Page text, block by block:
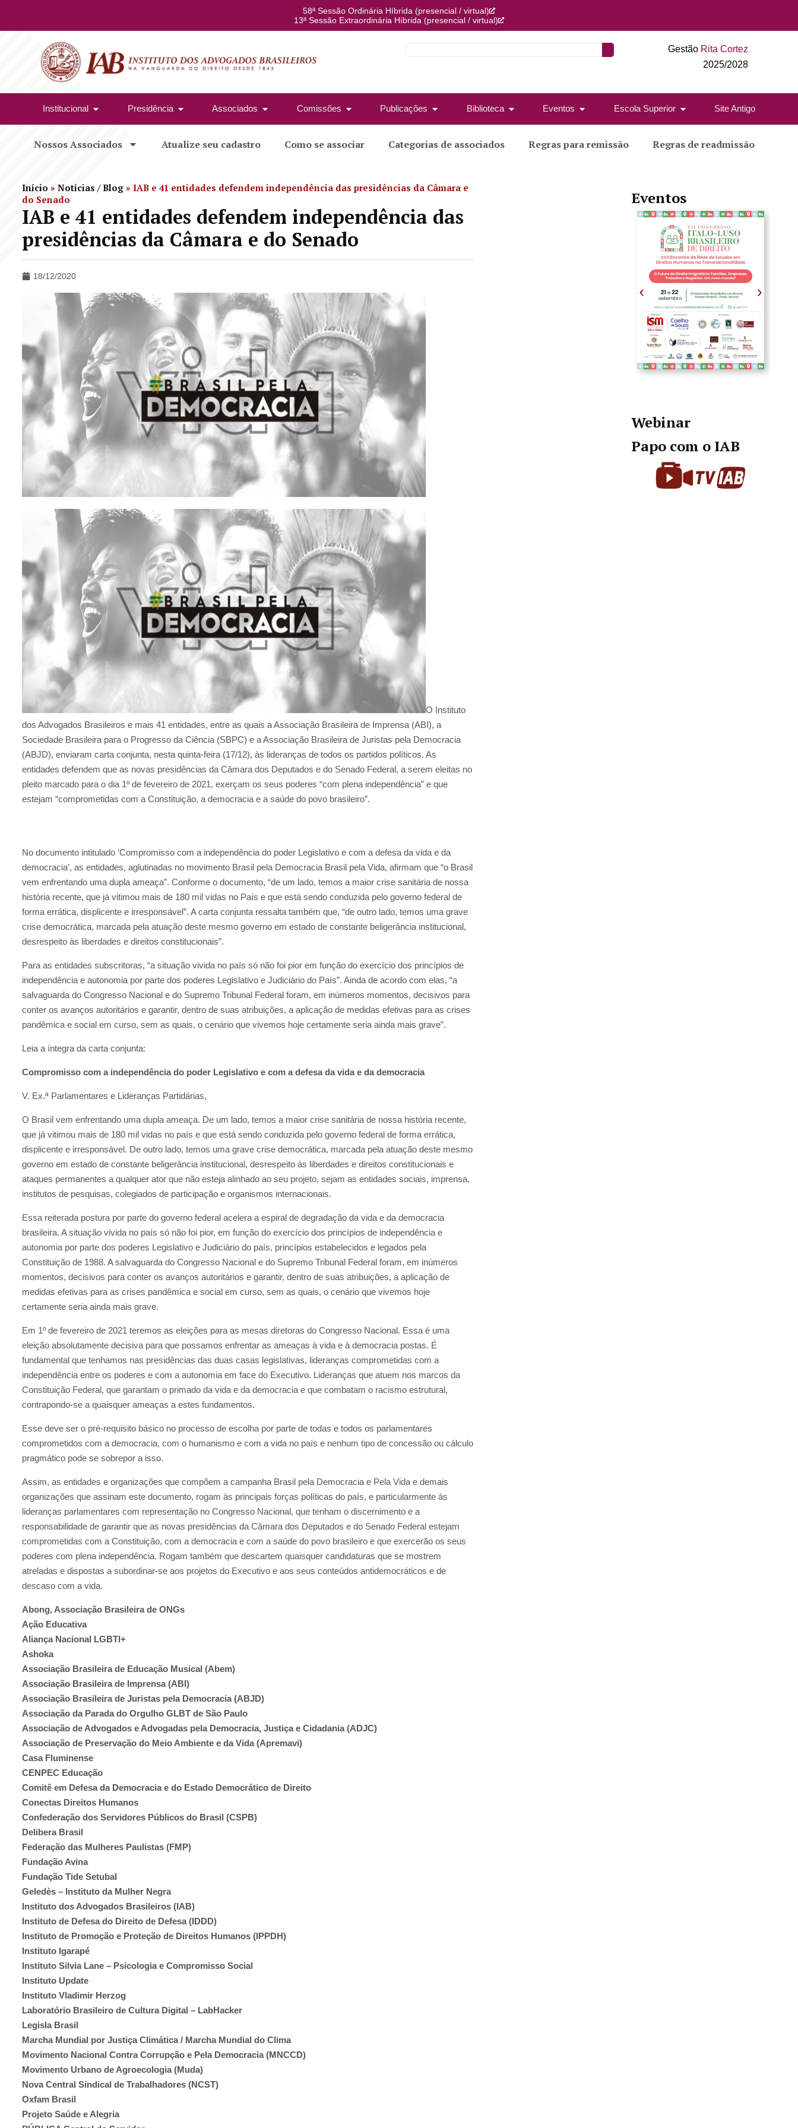
58ª Sessão Ordinária Híbrida (presencial / virtual)
13ª Sessão Extraordinária Híbrida (presencial / virtual)
Gestão Rita Cortez
2025/2028
Institucional Presidência Associados Comissões Publicações Biblioteca Eventos Escola Superior Site Antigo
Nossos Associados Atualize seu cadastro Como se associar Categorias de associados Regras para remissão Regras de readmissão
Início » Notícias / Blog » IAB e 41 entidades defendem independência das presidências da Câmara e
do Senado
IAB e 41 entidades defendem independência das
presidências da Câmara e do Senado
18/12/2020
O Instituto
dos Advogados Brasileiros e mais 41 entidades, entre as quais a Associação Brasileira de Imprensa (ABI), a
Sociedade Brasileira para o Progresso da Ciência (SBPC) e a Associação Brasileira de Juristas pela Democracia
(ABJD), enviaram carta conjunta, nesta quinta-feira (17/12), às lideranças de todos os partidos políticos. As
entidades defendem que as novas presidências da Câmara dos Deputados e do Senado Federal, a serem eleitas no
pleito marcado para o dia 1º de fevereiro de 2021, exerçam os seus poderes “com plena independência” e que
estejam “comprometidas com a Constituição, a democracia e a saúde do povo brasileiro”.
No documento intitulado ‘Compromisso com a independência do poder Legislativo e com a defesa da vida e da
democracia’, as entidades, aglutinadas no movimento Brasil pela Democracia Brasil pela Vida, afirmam que “o Brasil
vem enfrentando uma dupla ameaça”. Conforme o documento, “de um lado, temos a maior crise sanitária de nossa
história recente, que já vitimou mais de 180 mil vidas no País e que está sendo conduzida pelo governo federal de
forma errática, displicente e irresponsável”. A carta conjunta ressalta também que, “de outro lado, temos uma grave
crise democrática, marcada pela atuação deste mesmo governo em estado de constante beligerância institucional,
desrespeito às liberdades e direitos constitucionais”.
Para as entidades subscritoras, “a situação vivida no país só não foi pior em função do exercício dos princípios de
independência e autonomia por parte dos poderes Legislativo e Judiciário do País”. Ainda de acordo com elas, “a
salvaguarda do Congresso Nacional e do Supremo Tribunal Federal foram, em inúmeros momentos, decisivos para
conter os avanços autoritários e garantir, dentro de suas atribuições, a aplicação de medidas efetivas para as crises
pandêmica e social em curso, sem as quais, o cenário que vivemos hoje certamente seria ainda mais grave”.
Leia a íntegra da carta conjunta:
Compromisso com a independência do poder Legislativo e com a defesa da vida e da democracia
V. Ex.ª Parlamentares e Lideranças Partidárias,
O Brasil vem enfrentando uma dupla ameaça. De um lado, temos a maior crise sanitária de nossa história recente,
que já vitimou mais de 180 mil vidas no país e que está sendo conduzida pelo governo federal de forma errática,
displicente e irresponsável. De outro lado, temos uma grave crise democrática, marcada pela atuação deste mesmo
governo em estado de constante beligerância institucional, desrespeito às liberdades e direitos constitucionais e
ataques permanentes a qualquer ator que não esteja alinhado ao seu projeto, sejam as entidades sociais, imprensa,
institutos de pesquisas, colegiados de participação e organismos internacionais.
Essa reiterada postura por parte do governo federal acelera a espiral de degradação da vida e da democracia
brasileira. A situação vivida no país só não foi pior, em função do exercício dos princípios de independência e
autonomia por parte dos poderes Legislativo e Judiciário do país, princípios estabelecidos e legados pela
Constituição de 1988. A salvaguarda do Congresso Nacional e do Supremo Tribunal Federal foram, em inúmeros
momentos, decisivos para conter os avanços autoritários e garantir, dentro de suas atribuições, a aplicação de
medidas efetivas para as crises pandêmica e social em curso, sem as quais, o cenário que vivemos hoje
certamente seria ainda mais grave.
Em 1º de fevereiro de 2021 teremos as eleições para as mesas diretoras do Congresso Nacional. Essa é uma
eleição absolutamente decisiva para que possamos enfrentar as ameaças à vida e à democracia postas. É
fundamental que tenhamos nas presidências das duas casas legislativas, lideranças comprometidas com a
independência entre os poderes e com a autonomia em face do Executivo. Lideranças que atuem nos marcos da
Constituição Federal, que garantam o primado da vida e da democracia e que combatam o racismo estrutural,
contrapondo-se a quaisquer ameaças a estes fundamentos.
Esse deve ser o pré-requisito básico no processo de escolha por parte de todas e todos os parlamentares
comprometidos com a democracia, com o humanismo e com a vida no país e nenhum tipo de concessão ou cálculo
pragmático pode se sobrepor a isso.
Assim, as entidades e organizações que compõem a campanha Brasil pela Democracia e Pela Vida e demais
organizações que assinam este documento, rogam às principais forças políticas do país, e particularmente às
lideranças parlamentares com representação no Congresso Nacional, que tenham o discernimento e a
responsabilidade de garantir que as novas presidências da Câmara dos Deputados e do Senado Federal estejam
comprometidas com a Constituição, com a democracia e com a saúde do povo brasileiro e que exercerão os seus
poderes com plena independência. Rogam também que descartem quaisquer candidaturas que se mostrem
atreladas e dispostas a subordinar-se aos projetos do Executivo e aos seus conteúdos antidemocráticos e de
descaso com a vida.
Abong, Associação Brasileira de ONGs
Ação Educativa
Aliança Nacional LGBTI+
Ashoka
Associação Brasileira de Educação Musical (Abem)
Associação Brasileira de Imprensa (ABI)
Associação Brasileira de Juristas pela Democracia (ABJD)
Associação da Parada do Orgulho GLBT de São Paulo
Associação de Advogados e Advogadas pela Democracia, Justiça e Cidadania (ADJC)
Associação de Preservação do Meio Ambiente e da Vida (Apremavi)
Casa Fluminense
CENPEC Educação
Comitê em Defesa da Democracia e do Estado Democrático de Direito
Conectas Direitos Humanos
Confederação dos Servidores Públicos do Brasil (CSPB)
Delibera Brasil
Federação das Mulheres Paulistas (FMP)
Fundação Avina
Fundação Tide Setubal
Geledès – Instituto da Mulher Negra
Instituto dos Advogados Brasileiros (IAB)
Instituto de Defesa do Direito de Defesa (IDDD)
Instituto de Promoção e Proteção de Direitos Humanos (IPPDH)
Instituto Igarapé
Instituto Silvia Lane – Psicologia e Compromisso Social
Instituto Update
Instituto Vladimir Herzog
Laboratório Brasileiro de Cultura Digital – LabHacker
Legisla Brasil
Marcha Mundial por Justiça Climática / Marcha Mundial do Clima
Movimento Nacional Contra Corrupção e Pela Democracia (MNCCD)
Movimento Urbano de Agroecologia (Muda)
Nova Central Sindical de Trabalhadores (NCST)
Oxfam Brasil
Projeto Saúde e Alegria
Eventos
Webinar
Papo com o IAB